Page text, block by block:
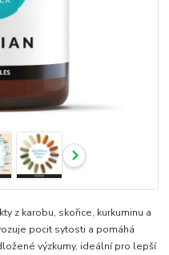
z karobu, skořice, kurkuminu a
pocit sytosti a pomáhá
výzkumy, ideální pro lepší